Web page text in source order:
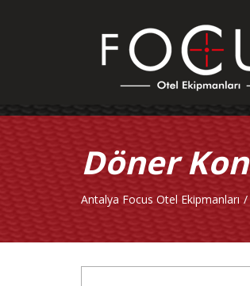
Döner
Antalya Focus Otel Ekipmanları